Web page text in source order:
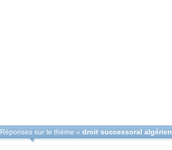
Réponses sur le thème « droit successoral algérien